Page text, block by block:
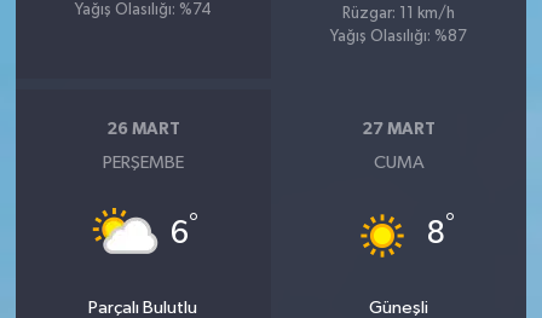
Yağış Olasılığı: %74
Rüzgar: 11 km/h
Yağış Olasılığı: %87
26 MART
PERŞEMBE
6°
Parçalı Bulutlu
27 MART
CUMA
8°
Güneşli